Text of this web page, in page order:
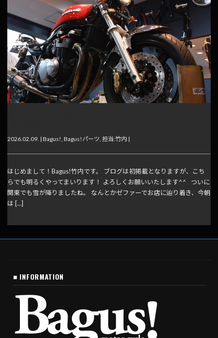
2026.02.09. | Bagus!, Bagus!パーツ, 担当:竹内 |
はじめまして！Bagus!竹内です。 ブログは初掲載となりますが、こち
らでも明るくやってまいります！ よろしくお願いいたします^^ ついに
関東でも雪が降りましたね。 なんとかゼファーでお店に辿り着き、今朝
は […]
■ INFORMATION